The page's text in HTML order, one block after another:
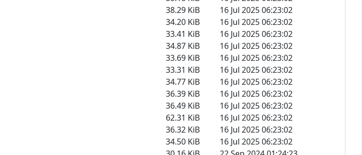
38.29 KiB
16 Jul 2025 06:23:02
34.20 KiB
16 Jul 2025 06:23:02
33.41 KiB
16 Jul 2025 06:23:02
34.87 KiB
16 Jul 2025 06:23:02
33.69 KiB
16 Jul 2025 06:23:02
33.31 KiB
16 Jul 2025 06:23:02
34.77 KiB
16 Jul 2025 06:23:02
36.39 KiB
16 Jul 2025 06:23:02
36.49 KiB
16 Jul 2025 06:23:02
62.31 KiB
16 Jul 2025 06:23:02
36.32 KiB
16 Jul 2025 06:23:02
34.50 KiB
16 Jul 2025 06:23:02